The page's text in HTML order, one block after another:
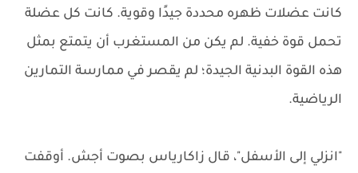
كانت عضلات ظهره محددة جيدًا وقوية. كانت كل عضلة
تحمل قوة خفية. لم يكن من المستغرب أن يتمتع بمثل
هذه القوة البدنية الجيدة؛ لم يقصر في ممارسة التمارين
الرياضية.
"انزلي إلى الأسفل"، قال زاكارياس بصوت أجش. أوقفت